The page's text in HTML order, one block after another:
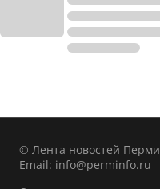
© Лента новостей Перми
Email: info@perminfo.ru